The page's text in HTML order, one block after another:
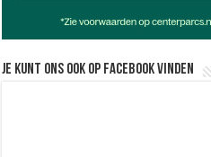
Je kunt ons ook op facebook vinden